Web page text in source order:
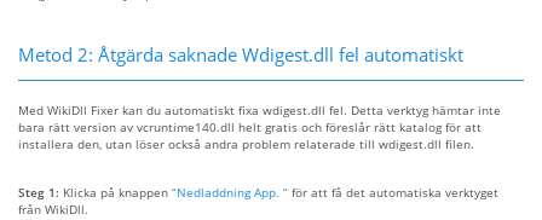
Metod 2: Åtgärda saknade Wdigest.dll fel automatiskt
Med WikiDll Fixer kan du automatiskt fixa wdigest.dll fel. Detta verktyg hämtar inte
bara rätt version av vcruntime140.dll helt gratis och föreslår rätt katalog för att
installera den, utan löser också andra problem relaterade till wdigest.dll filen.
Steg 1: Klicka på knappen “Nedladdning App. ” för att få det automatiska verktyget
från WikiDll.